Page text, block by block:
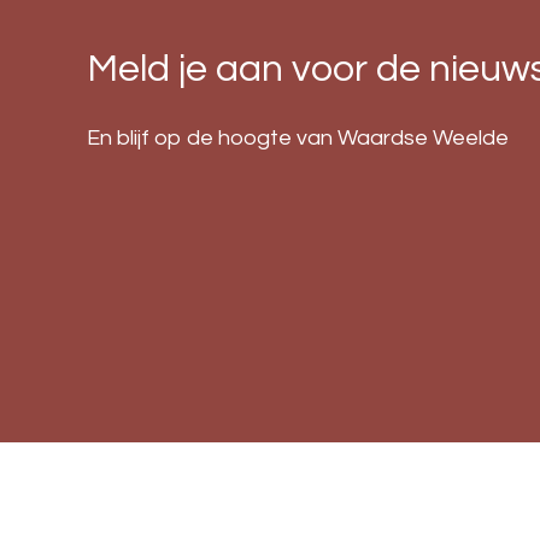
Meld je aan voor de
En blijf op de hoogte van Waardse Weelde